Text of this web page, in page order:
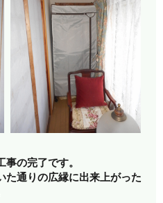
の完了です。
た通りの広縁に出来上がった